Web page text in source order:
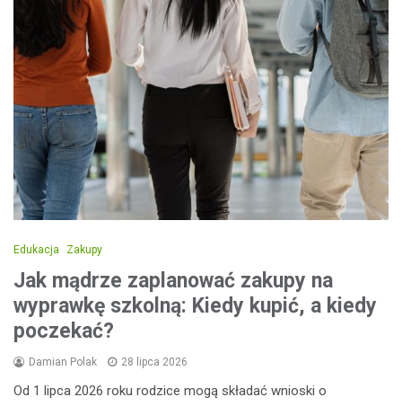
Edukacja Zakupy
Jak mądrze zaplanować zakupy na
wyprawkę szkolną: Kiedy kupić, a kiedy
poczekać?
Damian Polak 28 lipca 2026
Od 1 lipca 2026 roku rodzice mogą składać wnioski o